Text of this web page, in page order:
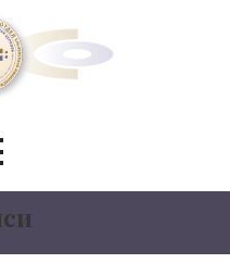
отдел по
со светскими